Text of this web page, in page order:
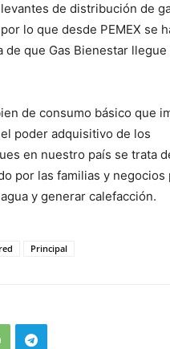
de distribución de
lo que desde PEMEX se
de que Gas Bienestar llegue
de consumo básico que
poder adquisitivo de los
en nuestro país se trata
por las familias y negocios
y generar calefacción.
Principal